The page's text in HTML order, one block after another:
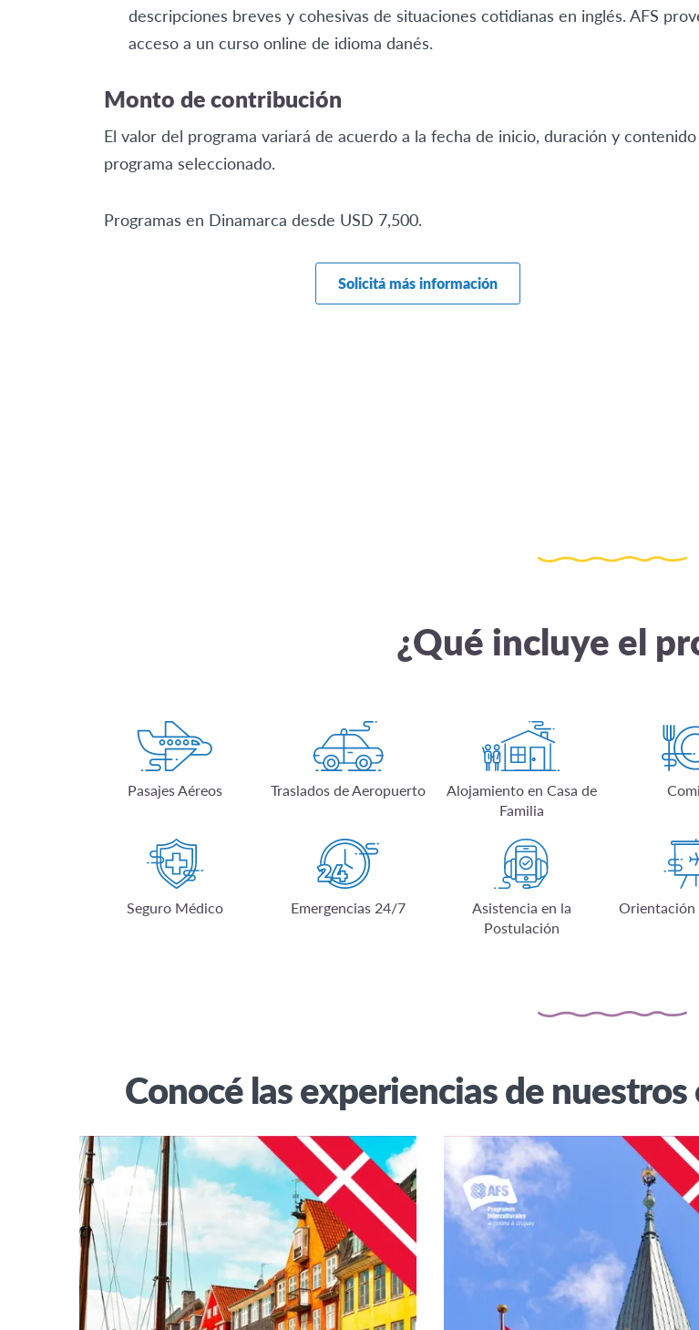
descripciones breves y cohesivas de situaciones cotidianas en inglés. AFS
acceso a un curso online de idioma danés.
Monto de contribución
El valor del programa variará de acuerdo a la fecha de inicio, duración y
programa seleccionado.
Programas en Dinamarca desde USD 7,500.
Solicitá más información
¿Qué incluye el
Pasajes Aéreos Traslados de Aeropuerto
Alojamiento en Casa de
Familia
Seguro Médico Emergencias 24/7
Asistencia en la
Postulación
Orientación
Conocé las experiencias de